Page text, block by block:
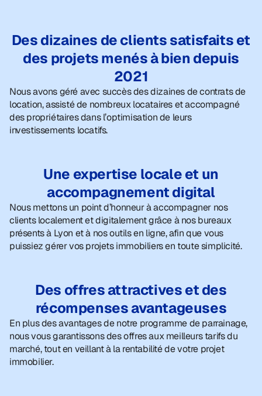
Des dizaines de clients satisfaits et
des projets menés à bien depuis
2021
Nous avons géré avec succès des dizaines de contrats de
location, assisté de nombreux locataires et accompagné
des propriétaires dans l’optimisation de leurs
investissements locatifs.
Une expertise locale et un
accompagnement digital
Nous mettons un point d’honneur à accompagner nos
clients localement et digitalement grâce à nos bureaux
présents à Lyon et à nos outils en ligne, afin que vous
puissiez gérer vos projets immobiliers en toute simplicité.
Des offres attractives et des
récompenses avantageuses
En plus des avantages de notre programme de parrainage,
nous vous garantissons des offres aux meilleurs tarifs du
marché, tout en veillant à la rentabilité de votre projet
immobilier.